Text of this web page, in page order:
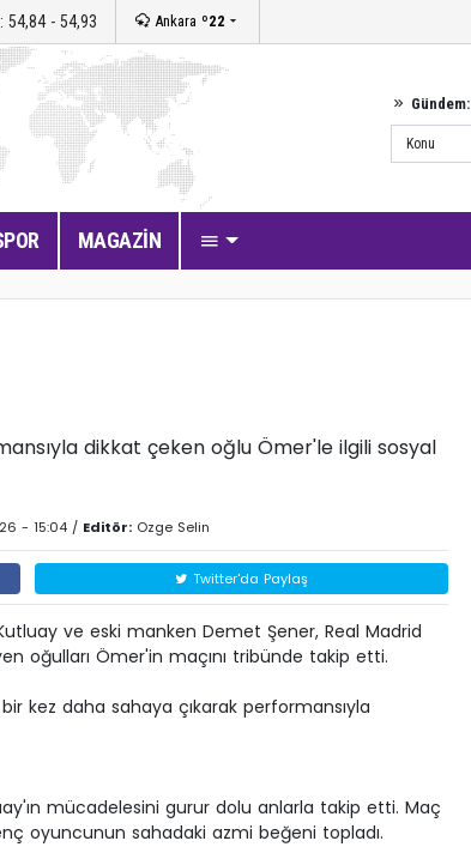
: 54,84 - 54,93 Ankara º22
Gündem:
MAGAZİN
dikkat çeken oğlu Ömer'le ilgili sosyal
- 15:04 / Editör: Ozge Selin
Twitter'da Paylaş
ve eski manken Demet Şener, Real Madrid
oğulları Ömer'in maçını tribünde takip etti.
kez daha sahaya çıkarak performansıyla
mücadelesini gurur dolu anlarla takip etti. Maç
oyuncunun sahadaki azmi beğeni topladı.